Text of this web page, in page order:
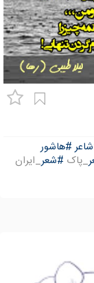
#هاشور
_پاک #شعر_ایران